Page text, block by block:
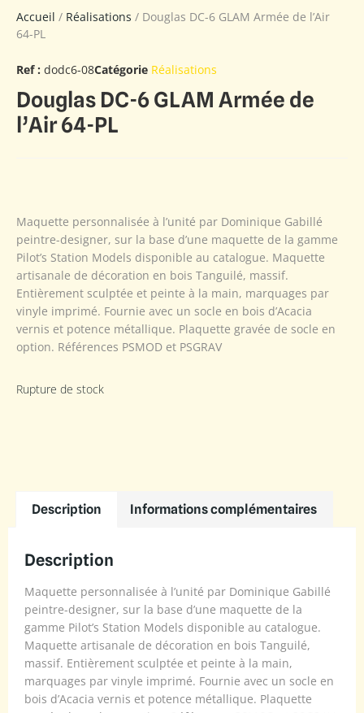
Accueil / Réalisations / Douglas DC-6 GLAM Armée de l’Air
64-PL
Ref : dodc6-08Catégorie Réalisations
Douglas DC-6 GLAM Armée de
l’Air 64-PL
Maquette personnalisée à l’unité par Dominique Gabillé
peintre-designer, sur la base d’une maquette de la gamme
Pilot’s Station Models disponible au catalogue. Maquette
artisanale de décoration en bois Tanguilé, massif.
Entièrement sculptée et peinte à la main, marquages par
vinyle imprimé. Fournie avec un socle en bois d’Acacia
vernis et potence métallique. Plaquette gravée de socle en
option. Références PSMOD et PSGRAV
Rupture de stock
Description Informations complémentaires
Description
Maquette personnalisée à l’unité par Dominique Gabillé
peintre-designer, sur la base d’une maquette de la
gamme Pilot’s Station Models disponible au catalogue.
Maquette artisanale de décoration en bois Tanguilé,
massif. Entièrement sculptée et peinte à la main,
marquages par vinyle imprimé. Fournie avec un socle en
bois d’Acacia vernis et potence métallique. Plaquette